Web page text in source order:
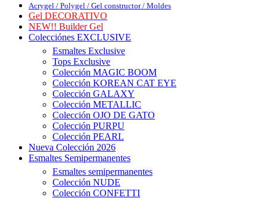
Acrygel / Polygel / Gel constructor / Moldes
Gel DECORATIVO
NEW!! Builder Gel
Colecciónes EXCLUSIVE
Esmaltes Exclusive
Tops Exclusive
Colección MAGIC BOOM
Colección KOREAN CAT EYE
Colección GALAXY
Colección METALLIC
Colección OJO DE GATO
Colección PURPU
Colección PEARL
Nueva Colección 2026
Esmaltes Semipermanentes
Esmaltes semipermanentes
Colección NUDE
Colección CONFETTI